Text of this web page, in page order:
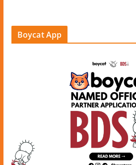
Boycat App